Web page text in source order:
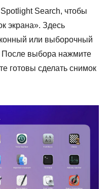
Search, чтобы
экрана». Здесь
или выборочный
выбора нажмите
готовы сделать снимок